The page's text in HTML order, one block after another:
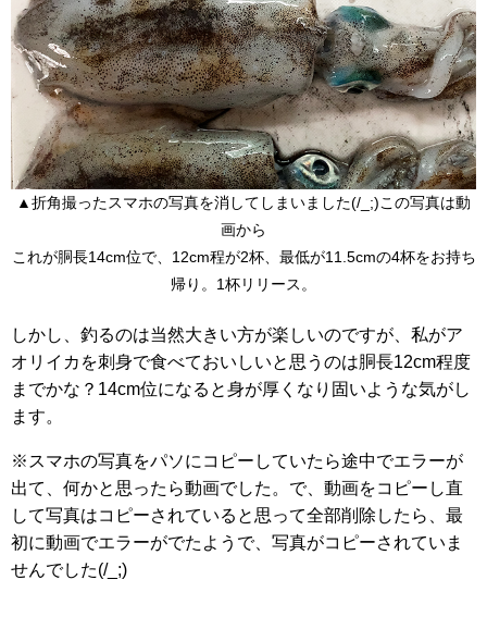
▲折角撮ったスマホの写真を消してしまいました(/_;)この写真は動
画から
これが胴長14cm位で、12cm程が2杯、最低が11.5cmの4杯をお持ち
帰り。1杯リリース。
しかし、釣るのは当然大きい方が楽しいのですが、私がア
オリイカを刺身で食べておいしいと思うのは胴長12cm程度
までかな？14cm位になると身が厚くなり固いような気がし
ます。
※スマホの写真をパソにコピーしていたら途中でエラーが
出て、何かと思ったら動画でした。で、動画をコピーし直
して写真はコピーされていると思って全部削除したら、最
初に動画でエラーがでたようで、写真がコピーされていま
せんでした(/_;)